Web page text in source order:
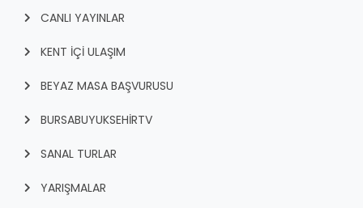
CANLI YAYINLAR
KENT İÇI ULAŞIM
BEYAZ MASA BAŞVURUSU
BURSABUYUKSEHIRTV
SANAL TURLAR
YARIŞMALAR